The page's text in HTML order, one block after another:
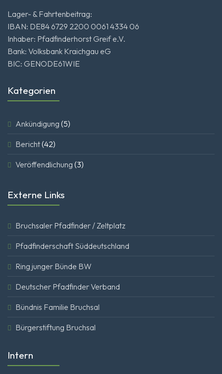
Lager- & Fahrtenbeitrag:
IBAN: DE84 6729 2200 0061 4334 06
Inhaber: Pfadfinderhorst Greif e.V.
Bank: Volksbank Kraichgau eG
BIC: GENODE61WIE
Kategorien
Ankündigung (5)
Bericht(42)
Veröffendlichung (3)
Externe Links
Bruchsaler Pfadfinder / Zeltplatz
Pfadfinderschaft Süddeutschland
Ring junger Bünde BW
Deutscher Pfadfinder Verband
Bündnis Familie Bruchsal
Bürgerstiftung Bruchsal
Intern